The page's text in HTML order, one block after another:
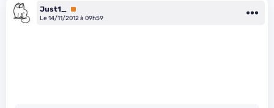
Just1_ Premium
Le 14/11/2012 à 09h59